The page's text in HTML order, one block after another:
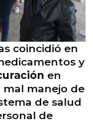
coincidió en
y
en
mal manejo de
de salud
de